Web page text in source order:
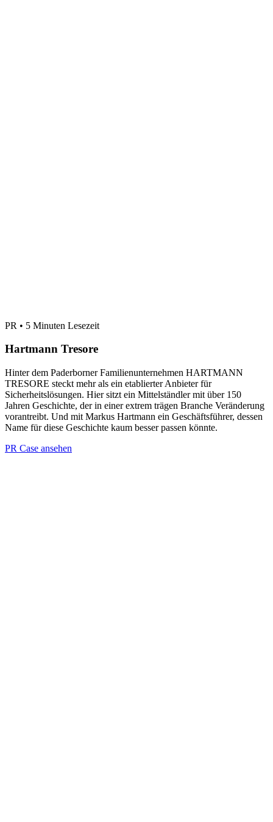
PR • 5 Minuten Lesezeit
Hartmann Tresore
Hinter dem Paderborner Familienunternehmen HARTMANN
TRESORE steckt mehr als ein etablierter Anbieter für
Sicherheitslösungen. Hier sitzt ein Mittelständler mit über 150
Jahren Geschichte, der in einer extrem trägen Branche Veränderung
vorantreibt. Und mit Markus Hartmann ein Geschäftsführer, dessen
Name für diese Geschichte kaum besser passen könnte.
PR Case ansehen